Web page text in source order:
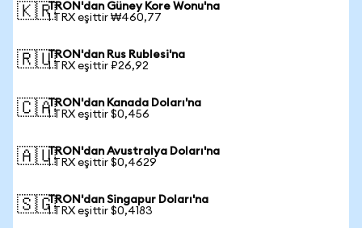
🇰🇷TRON'dan Güney Kore Wonu'na
1 TRX eşittir ₩460,77
🇷🇺TRON'dan Rus Rublesi'na
1 TRX eşittir ₽26,92
🇨🇦TRON'dan Kanada Doları'na
1 TRX eşittir $0,456
🇦🇺TRON'dan Avustralya Doları'na
1 TRX eşittir $0,4629
🇸🇬TRON'dan Singapur Doları'na
1 TRX eşittir $0,4183